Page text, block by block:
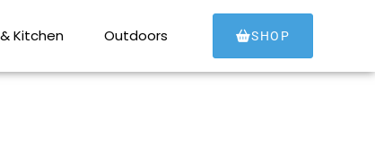
Kitchen Outdoors SHOP